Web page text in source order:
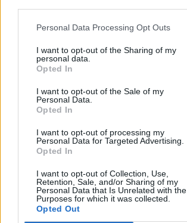
Personal Data Processing Opt Outs
I want to opt-out of the Sharing of my
personal data.
Opted In
I want to opt-out of the Sale of my
Personal Data.
Opted In
I want to opt-out of processing my
Personal Data for Targeted Advertising.
Opted In
I want to opt-out of Collection, Use,
Retention, Sale, and/or Sharing of my
Personal Data that Is Unrelated with the
Purposes for which it was collected.
Opted Out
Nyomtatott lapjaink archívuma
Székely Hírmondó archívuma
Sütibeállítások
Médiatér
Liget
Krónika
Bihari Napló